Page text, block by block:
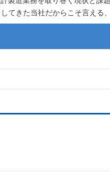
てきた当社だからこそ言える